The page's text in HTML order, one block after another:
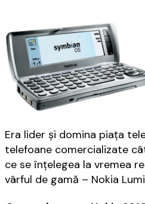
Era lider și domina piața
telefoane comercializate
ce se înțelegea la vremea
vârful de gamă – Nokia